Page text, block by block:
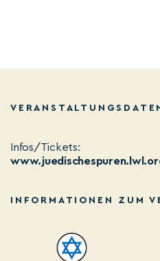
Infos/Tickets:
INFORMATIONEN ZUM